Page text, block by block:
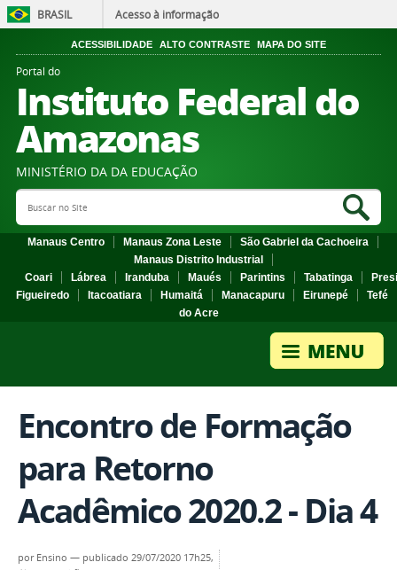
BRASIL Acesso à informação
ACESSIBILIDADE ALTO CONTRASTE MAPA DO SITE
Portal do
Instituto Federal do
Amazonas
MINISTÉRIO DA DA EDUCAÇÃO
Search Site
Manaus Centro Manaus Zona Leste
São Gabriel da Cachoeira
Manaus Distrito Industrial
Coari
Lábrea Iranduba Maués Parintins Tabatinga
Figueiredo
Itacoatiara Humaitá Manacapuru Eirunepé
Tefé
do Acre
Encontro de Formação
para Retorno
Acadêmico 2020.2 - Dia 4
por Ensino — publicado 29/07/2020 17h25,